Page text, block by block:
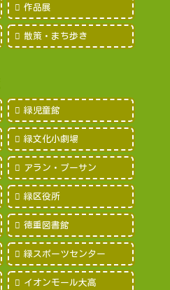
作品展
散策・まち歩き
緑児童館
緑文化小劇場
アラン・プーサン
緑区役所
徳重図書館
緑スポーツセンター
イオンモール大高